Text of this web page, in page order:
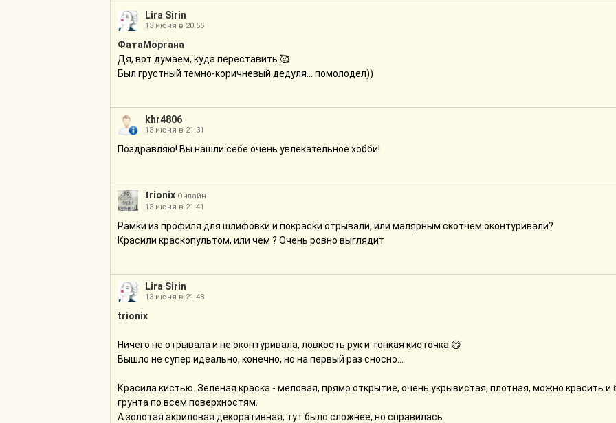
Lira Sirin
13 июня в 20:55
ФатаМоргана
Дя, вот думаем, куда переставить 🥰
Был грустный темно-коричневый дедуля... помолодел))
khr4806
13 июня в 21:31
Поздравляю! Вы нашли себе очень увлекательное хобби!
trionix Онлайн
13 июня в 21:41
Рамки из профиля для шлифовки и покраски отрывали, или малярным скотчем оконтуривали?
Красили краскопультом, или чем ? Очень ровно выглядит
Lira Sirin
13 июня в 21:48
trionix
Ничего не отрывала и не оконтуривала, ловкость рук и тонкая кисточка 😄
Вышло не супер идеально, конечно, но на первый раз сносно...
Красила кистью. Зеленая краска - меловая, прямо открытие, очень укрывистая, плотная, можно красить и
грунта по всем поверхностям.
А золотая акриловая декоративная, тут было сложнее, но справилась.